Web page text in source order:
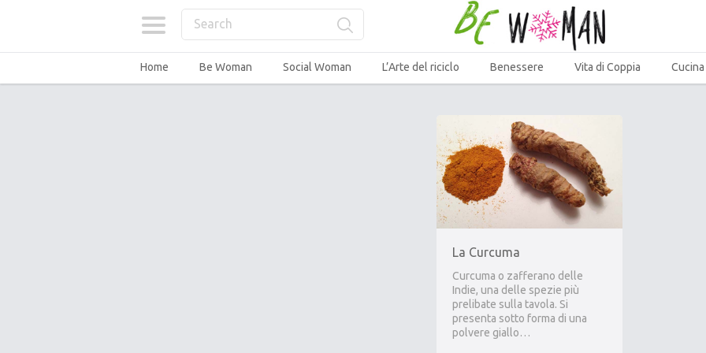
Home Be Woman Social Woman L’Arte del riciclo Benessere Vita di Coppia Cucina
La Curcuma
Curcuma o zafferano delle
Indie, una delle spezie più
prelibate sulla tavola. Si
presenta sotto forma di una
polvere giallo…